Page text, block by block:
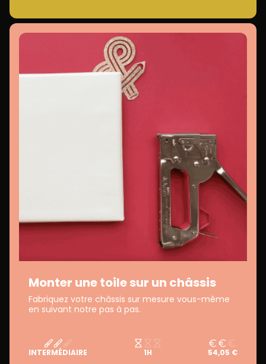
Monter une toile sur un châssis
Fabriquez votre châssis sur mesure vous-même
en suivant notre pas à pas.
INTERMÉDIAIRE 1H 54,05 €